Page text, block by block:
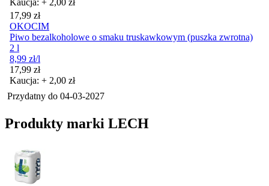
Cena
17,99 zł
OKOCIM
Piwo bezalkoholowe o smaku truskawkowym (puszka zwrotna)
2 l
8,99 zł/l
Cena
17,99 zł
Kaucja: + 2,00 zł
Przydatny do 04-03-2027
Produkty marki LECH